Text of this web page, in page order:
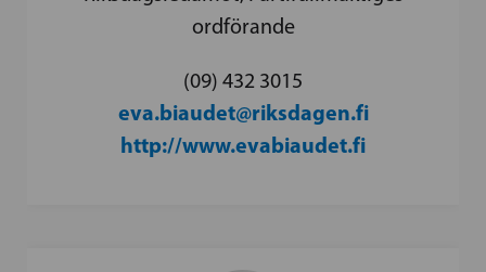
ordförande
(09) 432 3015
eva.biaudet@riksdagen.fi
http://www.evabiaudet.fi